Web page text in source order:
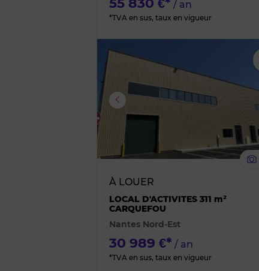
55 830 €* / an
*TVA en sus, taux en vigueur
À LOUER
LOCAL D'ACTIVITES 311 m²
CARQUEFOU
Nantes Nord-Est
30 989 €* / an
*TVA en sus, taux en vigueur